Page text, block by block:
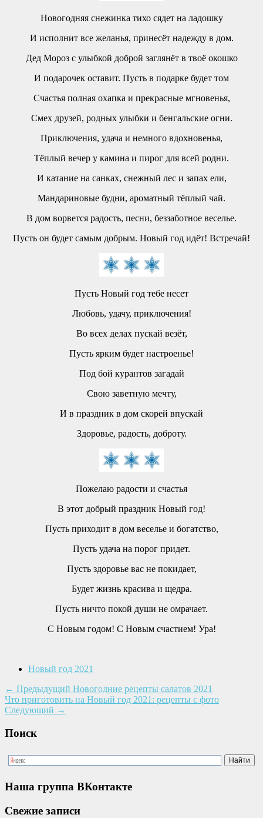
Новогодняя снежинка тихо сядет на ладошку
И исполнит все желанья, принесёт надежду в дом.
Дед Мороз с улыбкой доброй заглянёт в твоё окошко
И подарочек оставит. Пусть в подарке будет том
Счастья полная охапка и прекрасные мгновенья,
Смех друзей, родных улыбки и бенгальские огни.
Приключения, удача и немного вдохновенья,
Тёплый вечер у камина и пирог для всей родни.
И катание на санках, снежный лес и запах ели,
Мандариновые будни, ароматный тёплый чай.
В дом ворвется радость, песни, беззаботное веселье.
Пусть он будет самым добрым. Новый год идёт! Встречай!
Пусть Новый год тебе несет
Любовь, удачу, приключения!
Во всех делах пускай везёт,
Пусть ярким будет настроенье!
Под бой курантов загадай
Свою заветную мечту,
И в праздник в дом скорей впускай
Здоровье, радость, доброту.
Пожелаю радости и счастья
В этот добрый праздник Новый год!
Пусть приходит в дом веселье и богатство,
Пусть удача на порог придет.
Пусть здоровье вас не покидает,
Будет жизнь красива и щедра.
Пусть ничто покой души не омрачает.
С Новым годом! С Новым счастием! Ура!
Новый год 2021
← Предыдущий Новогодние рецепты салатов 2021
Что приготовить на Новый год 2021: рецепты с фото
Следующий →
Поиск
Наша группа ВКонтакте
Свежие записи